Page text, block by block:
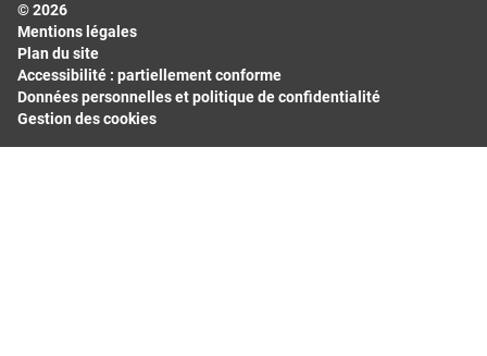
Hauts-de-France
Île-de-France
Normandie
Nouvelle-Aquitaine
© 2026
Mentions légales
Plan du site
Accessibilité : partiellement conforme
Données personnelles et politique de confidentialité
Gestion des cookies